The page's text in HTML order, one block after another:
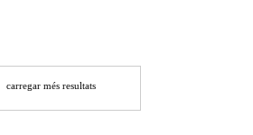
carregar més resultats